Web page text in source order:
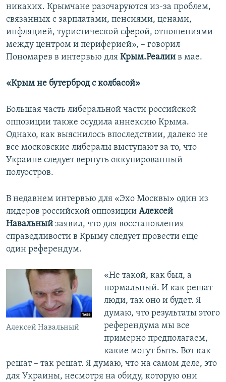
никаких. Крымчане разочаруются из-за проблем,
связанных с зарплатами, пенсиями, ценами,
инфляцией, туристической сферой, отношениями
между центром и периферией», – говорил
Пономарев в интервью для Крым.Реалии в мае.
«Крым не бутерброд с колбасой»
Большая часть либеральной части российской
оппозиции также осудила аннексию Крыма.
Однако, как выяснилось впоследствии, далеко не
все московские либералы выступают за то, что
Украине следует вернуть оккупированный
полуостров.
В недавнем интервью для «Эхо Москвы» один из
лидеров российской оппозиции Алексей
Навальный заявил, что для восстановления
справедливости в Крыму следует провести еще
один референдум.
Алексей Навальный
«Не такой, как был, а
нормальный. И как решат
люди, так оно и будет. Я
думаю, что результаты этого
референдума мы все
примерно предполагаем,
какие могут быть. Вот как
решат – так решат. Я думаю, что на самом деле, это
для Украины, несмотря на обиду, которую они